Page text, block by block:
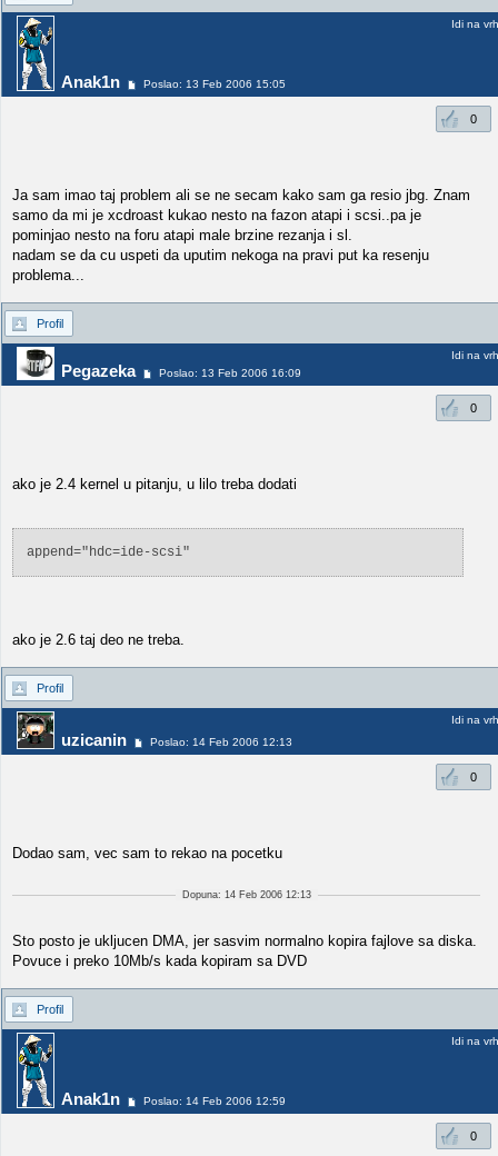
Anak1n Poslao: 13 Feb 2006 15:05
Idi na vrh
0
Ja sam imao taj problem ali se ne secam kako sam ga resio jbg. Znam
samo da mi je xcdroast kukao nesto na fazon atapi i scsi..pa je
pominjao nesto na foru atapi male brzine rezanja i sl.
nadam se da cu uspeti da uputim nekoga na pravi put ka resenju
problema...
Profil
Pegazeka Poslao: 13 Feb 2006 16:09
Idi na vrh
0
ako je 2.4 kernel u pitanju, u lilo treba dodati
append="hdc=ide-scsi"
ako je 2.6 taj deo ne treba.
Profil
uzicanin Poslao: 14 Feb 2006 12:13
Idi na vrh
0
Dodao sam, vec sam to rekao na pocetku
Dopuna: 14 Feb 2006 12:13
Sto posto je ukljucen DMA, jer sasvim normalno kopira fajlove sa diska.
Povuce i preko 10Mb/s kada kopiram sa DVD
Profil
Anak1n Poslao: 14 Feb 2006 12:59
Idi na vrh
0